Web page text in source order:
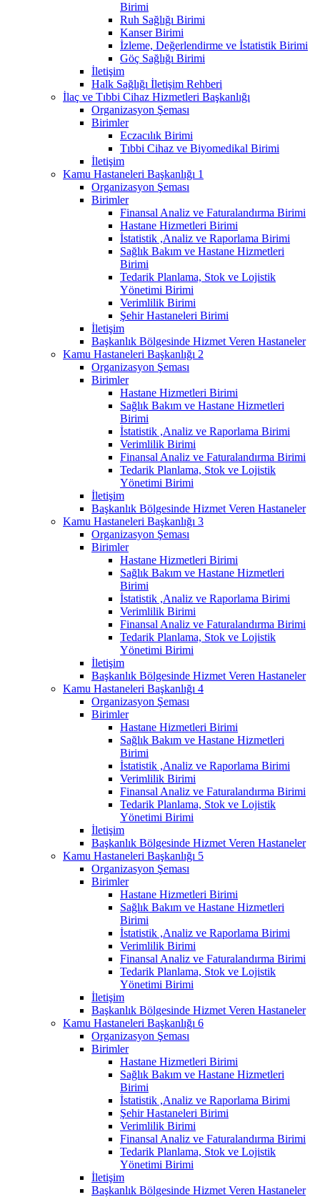
Birimi
Ruh Sağlığı Birimi
Kanser Birimi
İzleme, Değerlendirme ve İstatistik Birimi
Göç Sağlığı Birimi
İletişim
Halk Sağlığı İletişim Rehberi
İlaç ve Tıbbi Cihaz Hizmetleri Başkanlığı
Organizasyon Şeması
Birimler
Eczacılık Birimi
Tıbbi Cihaz ve Biyomedikal Birimi
İletişim
Kamu Hastaneleri Başkanlığı 1
Organizasyon Şeması
Birimler
Finansal Analiz ve Faturalandırma Birimi
Hastane Hizmetleri Birimi
İstatistik ,Analiz ve Raporlama Birimi
Sağlık Bakım ve Hastane Hizmetleri
Birimi
Tedarik Planlama, Stok ve Lojistik
Yönetimi Birimi
Verimlilik Birimi
Şehir Hastaneleri Birimi
İletişim
Başkanlık Bölgesinde Hizmet Veren Hastaneler
Kamu Hastaneleri Başkanlığı 2
Organizasyon Şeması
Birimler
Hastane Hizmetleri Birimi
Sağlık Bakım ve Hastane Hizmetleri
Birimi
İstatistik ,Analiz ve Raporlama Birimi
Verimlilik Birimi
Finansal Analiz ve Faturalandırma Birimi
Tedarik Planlama, Stok ve Lojistik
Yönetimi Birimi
İletişim
Başkanlık Bölgesinde Hizmet Veren Hastaneler
Kamu Hastaneleri Başkanlığı 3
Organizasyon Şeması
Birimler
Hastane Hizmetleri Birimi
Sağlık Bakım ve Hastane Hizmetleri
Birimi
İstatistik ,Analiz ve Raporlama Birimi
Verimlilik Birimi
Finansal Analiz ve Faturalandırma Birimi
Tedarik Planlama, Stok ve Lojistik
Yönetimi Birimi
İletişim
Başkanlık Bölgesinde Hizmet Veren Hastaneler
Kamu Hastaneleri Başkanlığı 4
Organizasyon Şeması
Birimler
Hastane Hizmetleri Birimi
Sağlık Bakım ve Hastane Hizmetleri
Birimi
İstatistik ,Analiz ve Raporlama Birimi
Verimlilik Birimi
Finansal Analiz ve Faturalandırma Birimi
Tedarik Planlama, Stok ve Lojistik
Yönetimi Birimi
İletişim
Başkanlık Bölgesinde Hizmet Veren Hastaneler
Kamu Hastaneleri Başkanlığı 5
Organizasyon Şeması
Birimler
Hastane Hizmetleri Birimi
Sağlık Bakım ve Hastane Hizmetleri
Birimi
İstatistik ,Analiz ve Raporlama Birimi
Verimlilik Birimi
Finansal Analiz ve Faturalandırma Birimi
Tedarik Planlama, Stok ve Lojistik
Yönetimi Birimi
İletişim
Başkanlık Bölgesinde Hizmet Veren Hastaneler
Kamu Hastaneleri Başkanlığı 6
Organizasyon Şeması
Birimler
Hastane Hizmetleri Birimi
Sağlık Bakım ve Hastane Hizmetleri
Birimi
İstatistik ,Analiz ve Raporlama Birimi
Şehir Hastaneleri Birimi
Verimlilik Birimi
Finansal Analiz ve Faturalandırma Birimi
Tedarik Planlama, Stok ve Lojistik
Yönetimi Birimi
İletişim
Başkanlık Bölgesinde Hizmet Veren Hastaneler